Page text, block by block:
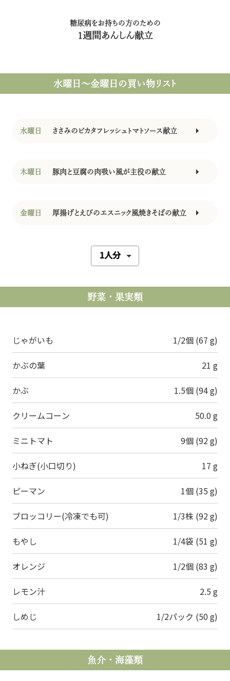
糖尿病をお持ちの方のための
1週間あんしん献立
水曜日〜金曜日 の買い物リスト
水曜日 ささみのピカタフレッシュトマトソース献立
木曜日 豚肉と豆腐の肉吸い風が主役の献立
金曜日 厚揚げとえびのエスニック風焼きそばの献立
野菜・果実類
じゃがいも 1/2個 (67 g)
かぶの葉 21 g
かぶ 1.5個 (94 g)
クリームコーン 50.0 g
ミニトマト 9個 (92 g)
小ねぎ(小口切り) 17 g
ピーマン 1個 (35 g)
ブロッコリー(冷凍でも可) 1/3株 (92 g)
もやし 1/4袋 (51 g)
オレンジ 1/2個 (83 g)
レモン汁 2.5 g
しめじ 1/2パック (50 g)
魚介・海藻類